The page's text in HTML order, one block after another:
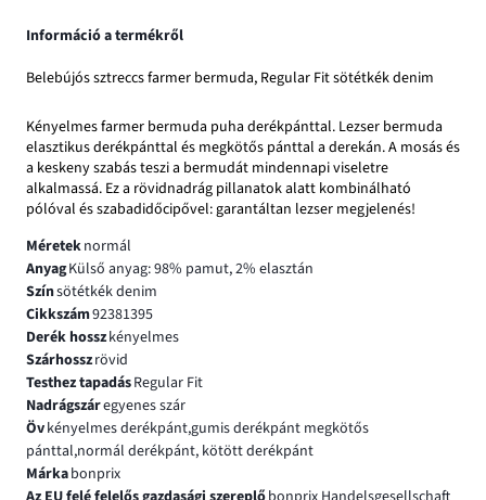
Információ a termékről
Belebújós sztreccs farmer bermuda, Regular Fit sötétkék denim
Kényelmes farmer bermuda puha derékpánttal. Lezser bermuda
elasztikus derékpánttal és megkötős pánttal a derekán. A mosás és
a keskeny szabás teszi a bermudát mindennapi viseletre
alkalmassá. Ez a rövidnadrág pillanatok alatt kombinálható
pólóval és szabadidőcipővel: garantáltan lezser megjelenés!
Méreteknormál
AnyagKülső anyag: 98% pamut, 2% elasztán
Színsötétkék denim
Cikkszám92381395
Derék hosszkényelmes
Szárhosszrövid
Testhez tapadásRegular Fit
Nadrágszáregyenes szár
Övkényelmes derékpánt,gumis derékpánt megkötős
pánttal,normál derékpánt, kötött derékpánt
Márkabonprix